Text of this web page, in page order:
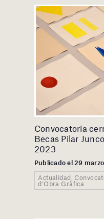
Convocatoria
Becas Pilar
2023
Publicado el 29
Actualidad,
d’Obra Gràfica